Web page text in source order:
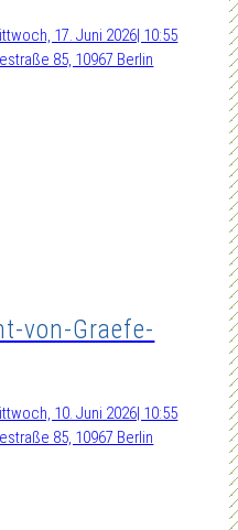
17. Juni 2026| 10:55
85, 10967 Berlin
von-Graefe-
10. Juni 2026| 10:55
85, 10967 Berlin